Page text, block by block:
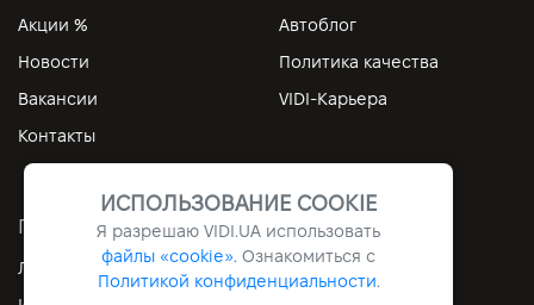
Акции %
Автоблог
Новости
Политика качества
Вакансии
VIDI-Карьера
Контакты
ПОЛЕЗНЫЕ ССЫЛКИ
Личный кабинет
Контакты
ИСПОЛЬЗОВАНИЕ COOKIE
Я разрешаю VIDI.UA использовать
файлы «cookie». Ознакомиться с
Политикой конфиденциальности.